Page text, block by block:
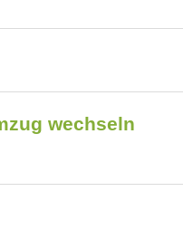
wechseln